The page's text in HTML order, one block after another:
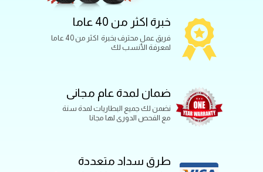
طرق سداد متعددة
خبرة اكثر من 40 عاما
فريق عمل محترف بخبرة اكثر من 40 عاما
لمعرفة الأنسب لك
نضمن لك جميع البطاريات لمدة سنة
مع الفحص الدورى لها مجانا
ضمان لمدة عام مجانى